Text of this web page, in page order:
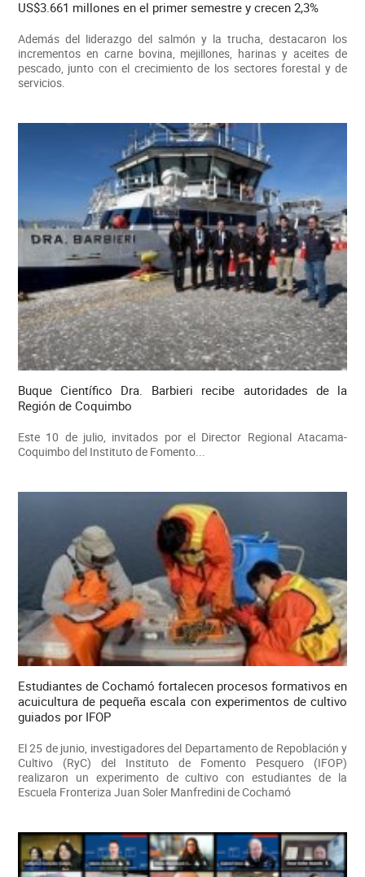
US$3.661 millones en el primer semestre y crecen 2,3%
Además del liderazgo del salmón y la trucha, destacaron los
incrementos en carne bovina, mejillones, harinas y aceites de
pescado, junto con el crecimiento de los sectores forestal y de
servicios.
Buque Científico Dra. Barbieri recibe autoridades de la
Región de Coquimbo
Este 10 de julio, invitados por el Director Regional Atacama-
Coquimbo del Instituto de Fomento...
Estudiantes de Cochamó fortalecen procesos formativos en
acuicultura de pequeña escala con experimentos de cultivo
guiados por IFOP
El 25 de junio, investigadores del Departamento de Repoblación y
Cultivo (RyC) del Instituto de Fomento Pesquero (IFOP)
realizaron un experimento de cultivo con estudiantes de la
Escuela Fronteriza Juan Soler Manfredini de Cochamó